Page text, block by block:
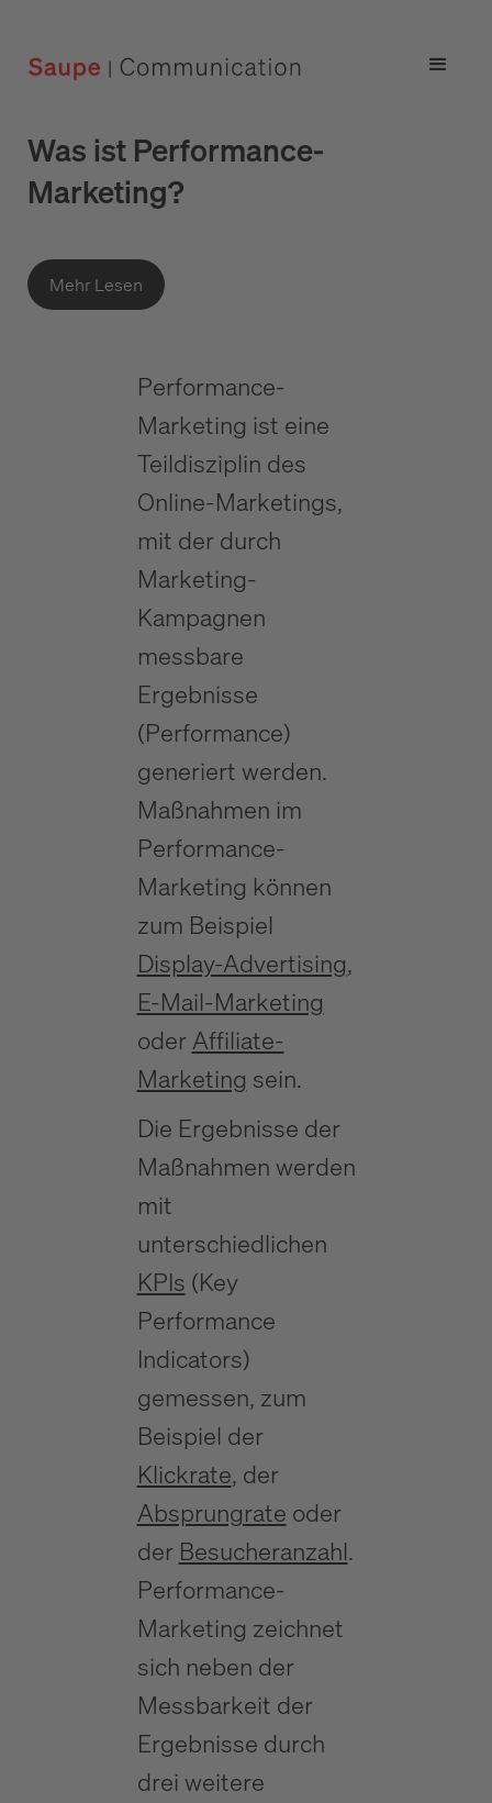
Was ist Performance-
Marketing?
Mehr Lesen
Performance-
Marketing ist eine
Teildisziplin des
Online-Marketings,
mit der durch
Marketing-
Kampagnen
messbare
Ergebnisse
(Performance)
generiert werden.
Maßnahmen im
Performance-
Marketing können
zum Beispiel
Display-Advertising,
E-Mail-Marketing
oderAffiliate-
Marketing sein.
Die Ergebnisse der
Maßnahmen werden
mit
unterschiedlichen
KPIs (Key
Performance
Indicators)
gemessen, zum
Beispiel der
Klickrate, der
Absprungrate oder
der Besucheranzahl.
Performance-
Marketing zeichnet
sich neben der
Messbarkeit der
Ergebnisse durch
drei weitere